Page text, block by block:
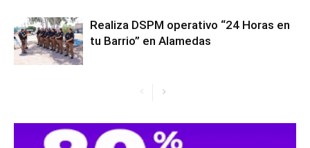
Realiza DSPM operativo “24 Horas en
tu Barrio” en Alamedas